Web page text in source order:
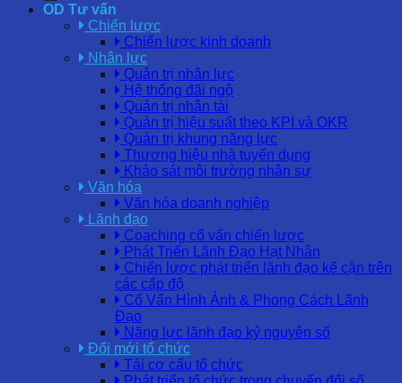
OD Tư vấn
Chiến lược
Chiến lược kinh doanh
Nhân lực
Quản trị nhân lực
Hệ thống đãi ngộ
Quản trị nhân tài
Quản trị hiệu suất theo KPI và OKR
Quản trị khung năng lực
Thương hiệu nhà tuyển dụng
Khảo sát môi trường nhân sự
Văn hóa
Văn hóa doanh nghiệp
Lãnh đạo
Coaching cố vấn chiến lược
Phát Triển Lãnh Đạo Hạt Nhân
Chiến lược phát triển lãnh đạo kế cận trên
các cấp độ
Cố Vấn Hình Ảnh & Phong Cách Lãnh
Đạo
Năng lực lãnh đạo kỷ nguyên số
Đổi mới tổ chức
Tái cơ cấu tổ chức